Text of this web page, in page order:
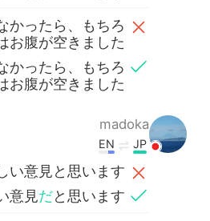
かったら、もちろ
お腹が空きました。
かったら、もちろ
お腹が空きました。
madoka
JP
EN
い意見と思います。
意見だと思います。